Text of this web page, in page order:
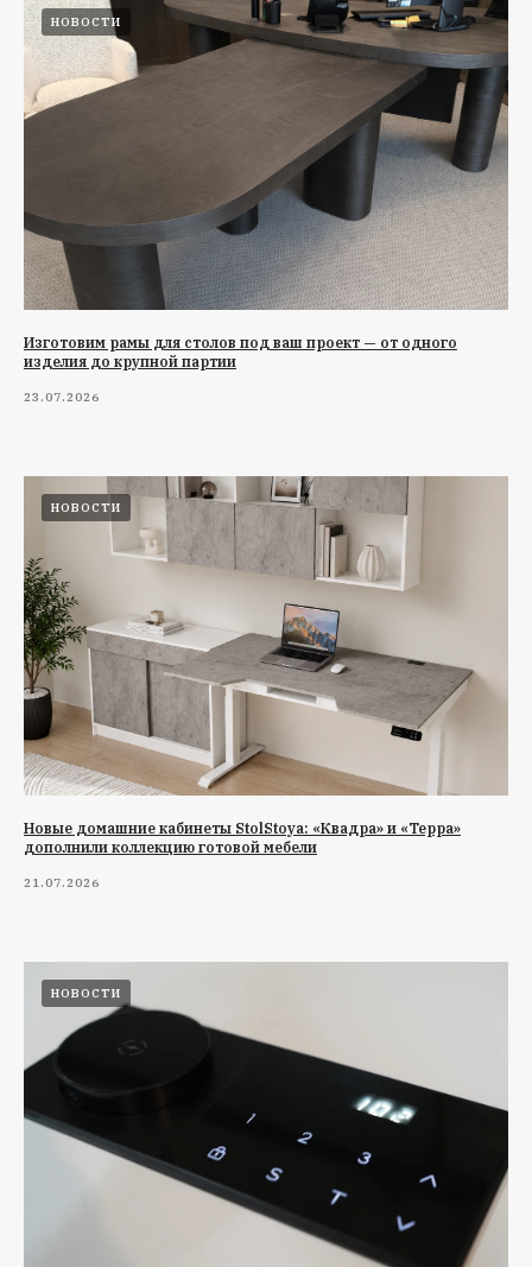
НОВОСТИ
Изготовим рамы для столов под ваш проект — от одного
изделия до крупной партии
23.07.2026
НОВОСТИ
Новые домашние кабинеты StolStoya: «Квадра» и «Терра»
дополнили коллекцию готовой мебели
21.07.2026
НОВОСТИ